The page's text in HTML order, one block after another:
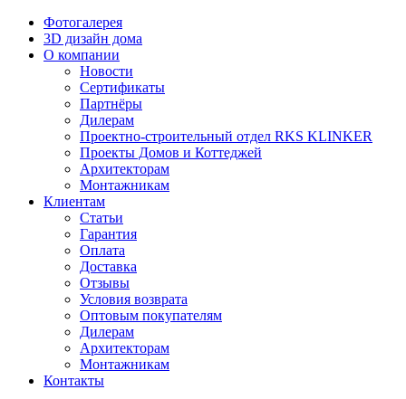
Фотогалерея
3D дизайн дома
О компании
Новости
Сертификаты
Партнёры
Дилерам
Проектно-строительный отдел RKS KLINKER
Проекты Домов и Коттеджей
Архитекторам
Монтажникам
Клиентам
Статьи
Гарантия
Оплата
Доставка
Отзывы
Условия возврата
Оптовым покупателям
Дилерам
Архитекторам
Монтажникам
Контакты